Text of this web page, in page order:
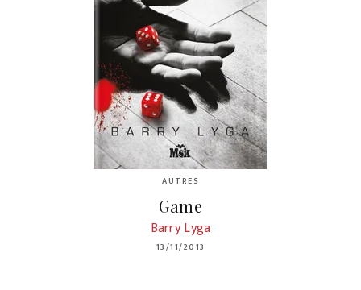
AUTRES
Game
Barry Lyga
13/11/2013